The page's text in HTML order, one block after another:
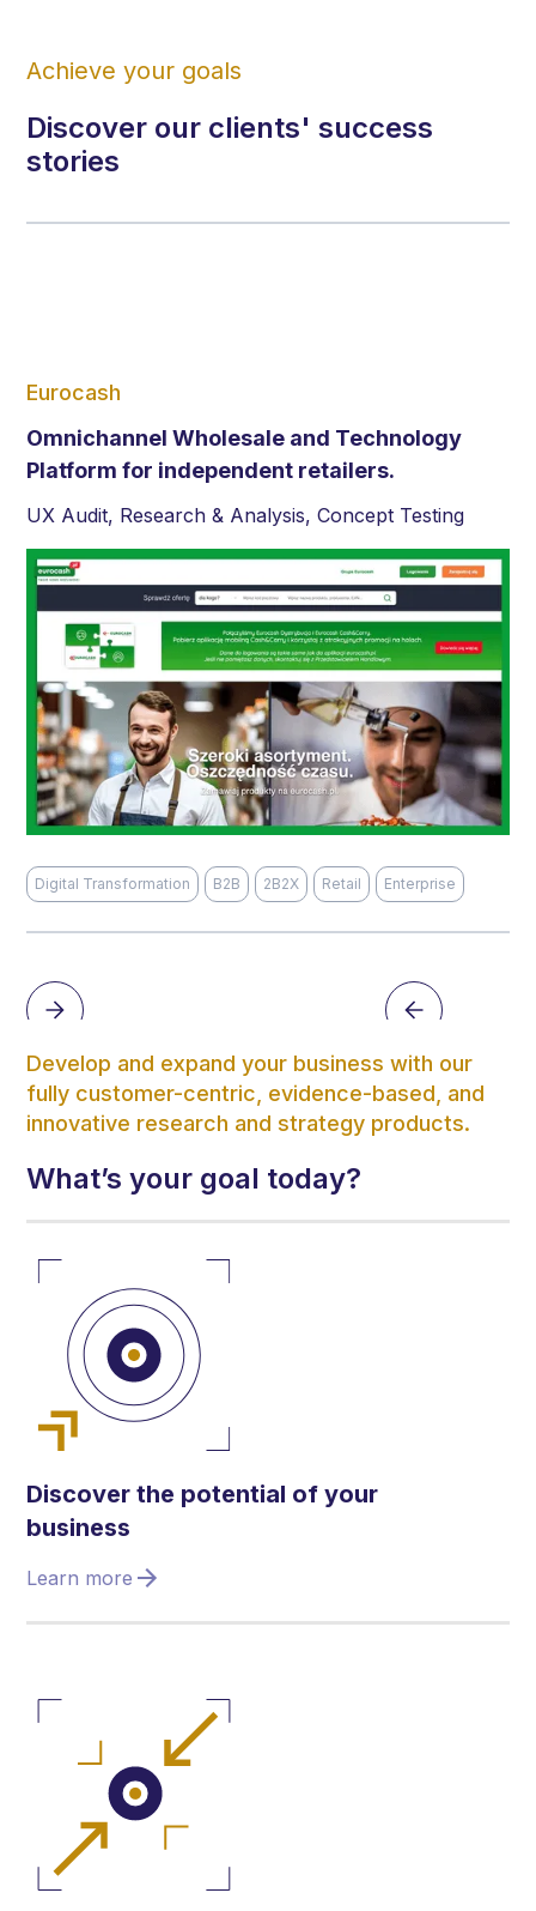
Achieve your goals
Discover our clients' success
stories
Eurocash
Omnichannel Wholesale and Technology
Platform for independent retailers.
UX Audit, Research & Analysis, Concept Testing
Digital Transformation B2B 2B2X Retail Enterprise
Develop and expand your business with our
fully customer-centric, evidence-based, and
innovative research and strategy products.
What’s your goal today?
Discover the potential of your
business
Learn more